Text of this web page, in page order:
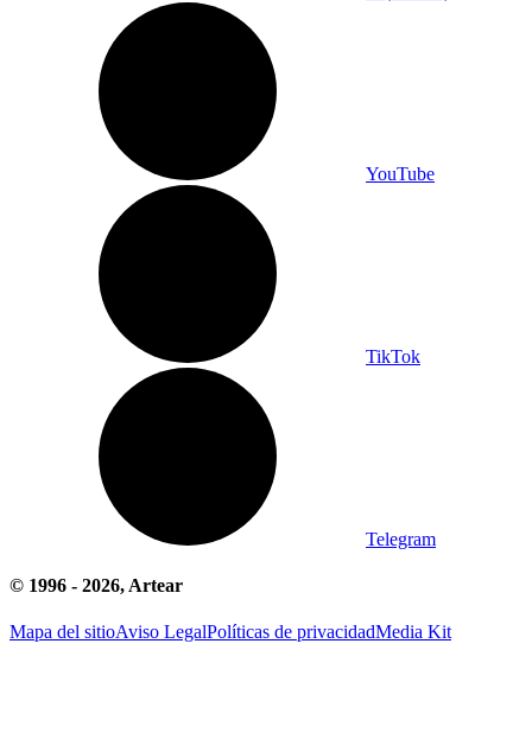
YouTube
TikTok
Telegram
© 1996 - 2026, Artear
Mapa del sitioAviso LegalPolíticas de privacidadMedia Kit